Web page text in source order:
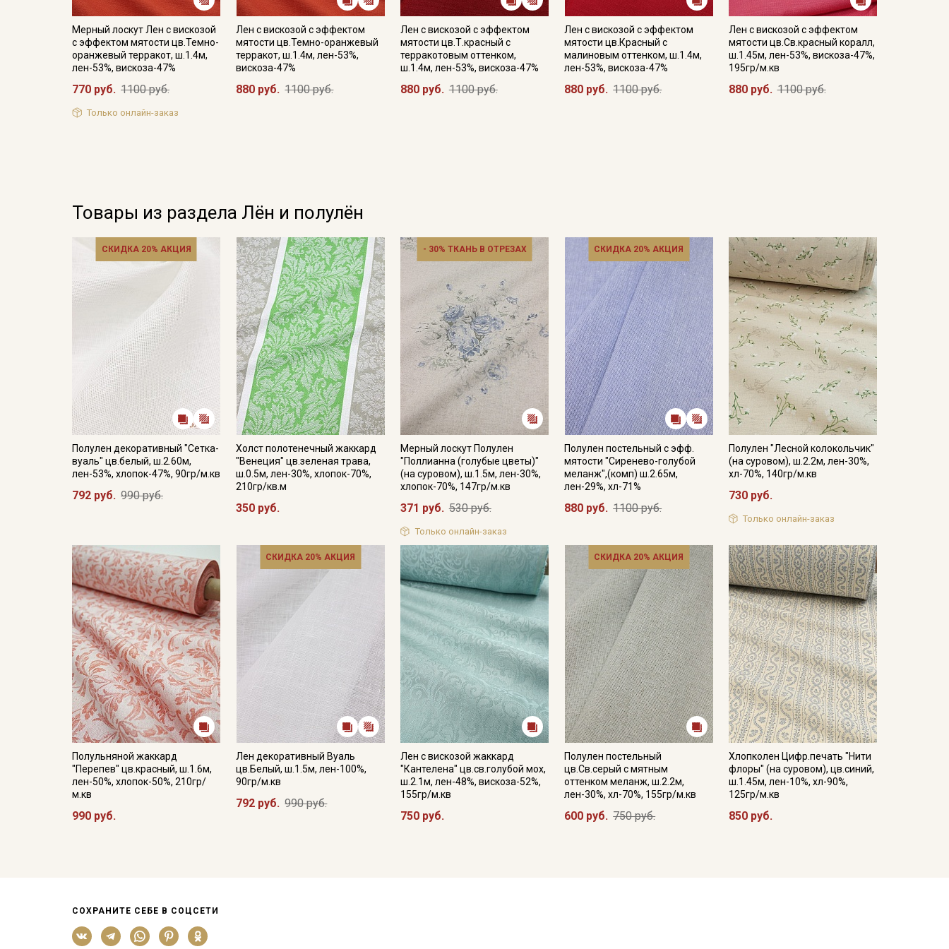
Мерный лоскут Лен с вискозой
с эффектом мятости цв.Темно-
оранжевый терракот, ш.1.4м,
лен-53%, вискоза-47%
770 руб. 1100 руб.
Только онлайн-заказ
Лен с вискозой с эффектом
мятости цв.Темно-оранжевый
терракот, ш.1.4м, лен-53%,
вискоза-47%
880 руб. 1100 руб.
Лен с вискозой с эффектом
мятости цв.Т.красный с
терракотовым оттенком,
ш.1.4м, лен-53%, вискоза-47%
880 руб. 1100 руб.
Лен с вискозой с эффектом
мятости цв.Красный с
малиновым оттенком, ш.1.4м,
лен-53%, вискоза-47%
880 руб. 1100 руб.
Лен с вискозой с эффектом
мятости цв.Св.красный коралл,
ш.1.45м, лен-53%, вискоза-47%,
195гр/м.кв
880 руб. 1100 руб.
Товары из раздела Лён и полулён
СКИДКА 20% АКЦИЯ
Полулен декоративный "Сетка-
вуаль" цв.белый, ш.2.60м,
лен-53%, хлопок-47%, 90гр/м.кв
792 руб. 990 руб.
Холст полотенечный жаккард
"Венеция" цв.зеленая трава,
ш.0.5м, лен-30%, хлопок-70%,
210гр/кв.м
350 руб.
- 30% ТКАНЬ В ОТРЕЗАХ
Мерный лоскут Полулен
"Поллианна (голубые цветы)"
(на суровом), ш.1.5м, лен-30%,
хлопок-70%, 147гр/м.кв
371 руб. 530 руб.
Только онлайн-заказ
СКИДКА 20% АКЦИЯ
Полулен постельный с эфф.
мятости "Сиренево-голубой
меланж",(комп) ш.2.65м,
лен-29%, хл-71%
880 руб. 1100 руб.
Полулен "Лесной колокольчик"
(на суровом), ш.2.2м, лен-30%,
хл-70%, 140гр/м.кв
730 руб.
Только онлайн-заказ
Полульняной жаккард
"Перепев" цв.красный, ш.1.6м,
лен-50%, хлопок-50%, 210гр/
м.кв
990 руб.
СКИДКА 20% АКЦИЯ
Лен декоративный Вуаль
цв.Белый, ш.1.5м, лен-100%,
90гр/м.кв
792 руб. 990 руб.
Лен с вискозой жаккард
"Кантелена" цв.св.голубой мох,
ш.2.1м, лен-48%, вискоза-52%,
155гр/м.кв
750 руб.
СКИДКА 20% АКЦИЯ
Полулен постельный
цв.Св.серый с мятным
оттенком меланж, ш.2.2м,
лен-30%, хл-70%, 155гр/м.кв
600 руб. 750 руб.
Хлопколен Цифр.печать "Нити
флоры" (на суровом), цв.синий,
ш.1.45м, лен-10%, хл-90%,
125гр/м.кв
850 руб.
СОХРАНИТЕ СЕБЕ В СОЦСЕТИ
Подписаться
Ознакомлен(а) сПолитикой обработки персональных